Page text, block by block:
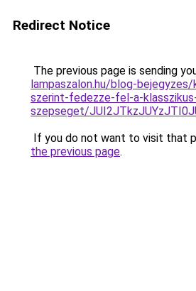
Redirect Notice
The previous page is sending
lampaszalon.hu/blog-
szerint-fedezze-fel-a-
szepseget/
If you do not want to visit that
the previous page.